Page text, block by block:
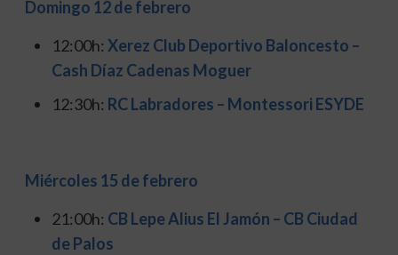
Domingo 12 de febrero
12:00h: Xerez Club Deportivo Baloncesto –
Cash Díaz Cadenas Moguer
12:30h: RC Labradores – Montessori ESYDE
Miércoles 15 de febrero
21:00h: CB Lepe Alius El Jamón – CB Ciudad
de Palos